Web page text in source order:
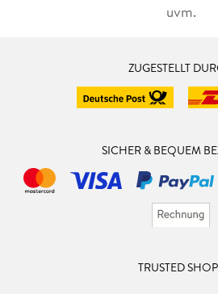
uvm.
ZUGESTELLT
SICHER & BEQUEM
TRUSTED